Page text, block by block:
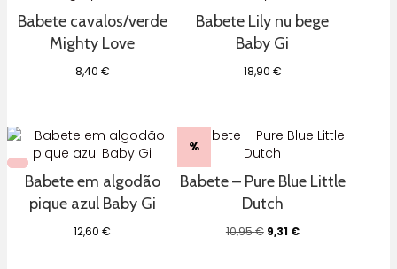
Babete cavalos/verde
Mighty Love
8,40 €
Babete Lily nu bege
Baby Gi
18,90 €
Babete em algodão
pique azul Baby Gi
12,60€
%
Babete – Pure Blue Little
Dutch
10,95€ O
9,31 €O